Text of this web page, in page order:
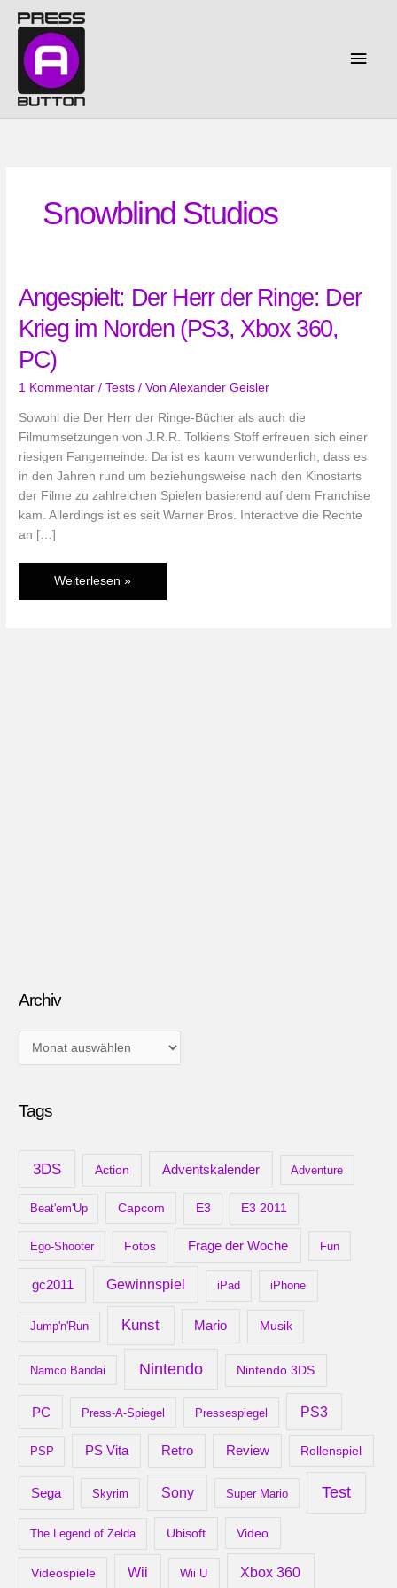
Inhalt
springen
Snowblind Studios
Angespielt: Der Herr der Ringe: Der
Krieg im Norden (PS3, Xbox 360,
PC)
1 Kommentar /Tests / VonAlexander Geisler
Sowohl die Der Herr der Ringe-Bücher als auch die
Filmumsetzungen von J.R.R. Tolkiens Stoff erfreuen sich einer
riesigen Fangemeinde. Da ist es kaum verwunderlich, dass es
in den Jahren rund um beziehungsweise nach den Kinostarts
der Filme zu zahlreichen Spielen basierend auf dem Franchise
kam. Allerdings ist es seit Warner Bros. Interactive die Rechte
an […]
Angespielt:
Der
Weiterlesen »
Archiv
r
Tags
3DS Action Adventskalender Adventure
Beat'em'Up Capcom E3 E3 2011
Ego-Shooter Fotos Frage der Woche Fun
gc2011 Gewinnspiel iPad iPhone
Jump'n'Run Kunst Mario Musik
Namco Bandai Nintendo Nintendo 3DS
PC Press-A-Spiegel Pressespiegel PS3
PSP PS Vita Retro Review Rollenspiel
Sega Skyrim Sony Super Mario Test
The Legend of Zelda Ubisoft Video
Videospiele Wii Wii U Xbox 360